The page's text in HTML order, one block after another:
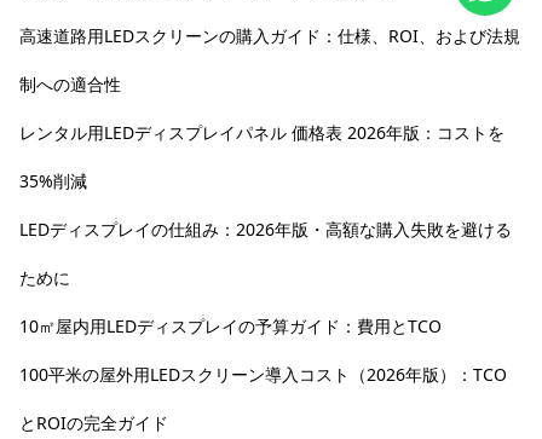
高速道路用LEDスクリーンの購入ガイド：仕様、ROI、および法規
制への適合性
レンタル用LEDディスプレイパネル 価格表 2026年版：コストを
35%削減
LEDディスプレイの仕組み：2026年版・高額な購入失敗を避ける
ために
10㎡屋内用LEDディスプレイの予算ガイド：費用とTCO
100平米の屋外用LEDスクリーン導入コスト（2026年版）：TCO
とROIの完全ガイド